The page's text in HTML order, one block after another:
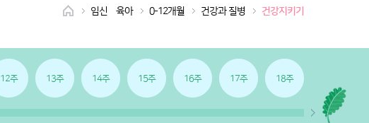
1 무료샘플
9 첫우유
임신•육아 0-12개월 건강과 질병 건강지키기
12주 13주 14주 15주 16주 17주 18주